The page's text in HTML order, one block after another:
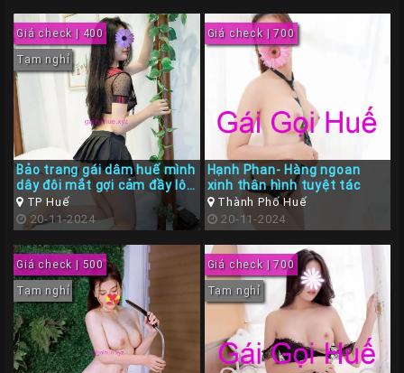
Giá check | 400
Tạm nghỉ
Bảo trang gái dâm huế mình
dây đôi mắt gợi cảm đầy lôi
cuốn
TP Huế
20-11-2024
Giá check | 700
Hạnh Phan- Hàng ngoan
xinh thân hình tuyệt tác
Thành Phố Huế
20-11-2024
Giá check | 500
Tạm nghỉ
Giá check | 700
Tạm nghỉ